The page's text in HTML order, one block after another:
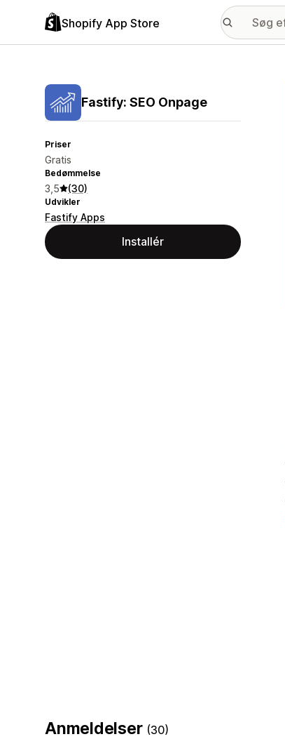
Shopify App Store
Fastify: SEO Onpage
Priser
Gratis
Bedømmelse
3,5 (30)
Udvikler
Fastify Apps
Installér
Anmeldelser (30)